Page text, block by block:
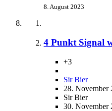
8. August 2023
4 Punkt Signal
+3
Sir Bier
28. November
Sir Bier
30. November